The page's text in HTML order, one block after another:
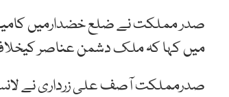
صدر مملکت نے ضلع خضدارمیں کامیاب
میں کہا کہ ملک دشمن عناصر
صدرمملکت آصف علی زرداری نے لانس